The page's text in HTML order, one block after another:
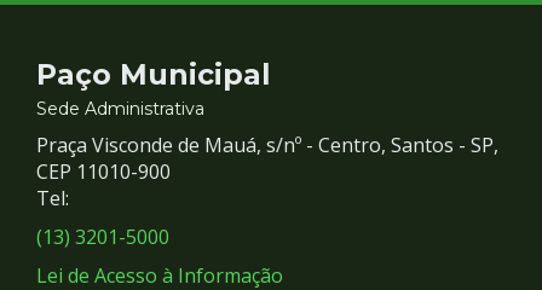
Contato
e
Redes
Sociais
Paço Municipal
Sede Administrativa
Praça Visconde de Mauá, s/nº - Centro, Santos - SP,
CEP 11010-900
Tel:
(13) 3201-5000
Lei de Acesso à Informação